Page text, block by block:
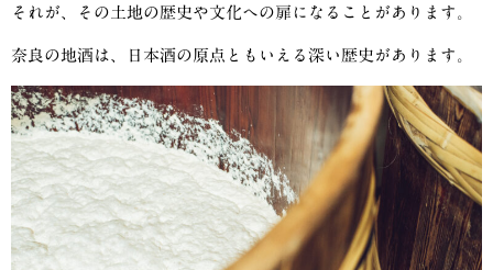
それが、その土地の歴史や文化への扉になることがあります。
奈良の地酒は、日本酒の原点ともいえる深い歴史があります。